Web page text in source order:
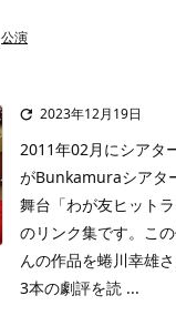
公演
 2023年12月19日
2011年02月にシアタ
がBunkamuraシアタ
舞台「わが友ヒット
のリンク集です。こ
んの作品を蜷川幸雄
3本の劇評を読 ...